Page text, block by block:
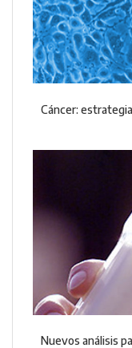
Cáncer:
Nuevos análisis